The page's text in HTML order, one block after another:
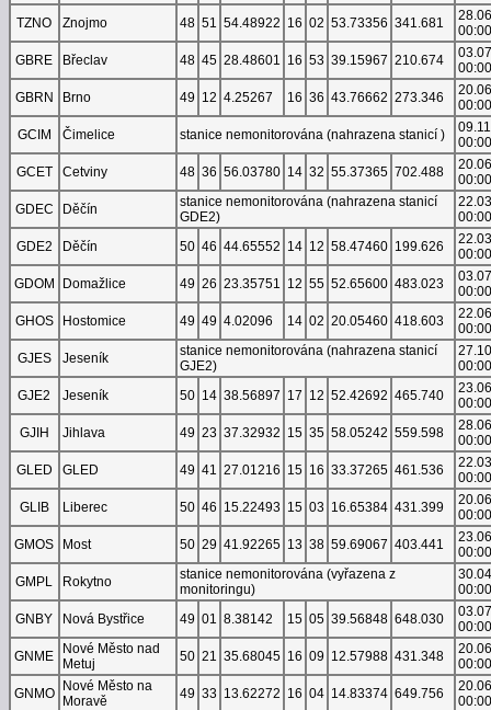
TZNO
Znojmo 48 51 54.48922 16 02 53.73356 341.681
00:00
GBRE
Břeclav 48 45 28.48601 16 53 39.15967 210.674
00:00
GBRN
Brno 49 12 4.25267 16 36 43.76662 273.346
00:00
GCIM
Čimelice stanice nemonitorována (nahrazena stanicí )
00:00
GCET
Cetviny 48 36 56.03780 14 32 55.37365 702.488
00:00
GDEC
Děčín
stanice nemonitorována (nahrazena stanicí
GDE2)
00:00
GDE2
Děčín 50 46 44.65552 14 12 58.47460 199.626
00:00
GDOM
Domažlice 49 26 23.35751 12 55 52.65600 483.023
00:00
GHOS
Hostomice 49 49 4.02096 14 02 20.05460 418.603
00:00
GJES
Jeseník
stanice nemonitorována (nahrazena stanicí
GJE2)
00:00
GJE2
Jeseník 50 14 38.56897 17 12 52.42692 465.740
00:00
GJIH
Jihlava 49 23 37.32932 15 35 58.05242 559.598
00:00
GLED
GLED 49 41 27.01216 15 16 33.37265 461.536
00:00
GLIB
Liberec 50 46 15.22493 15 03 16.65384 431.399
00:00
GMOS
Most 50 29 41.92265 13 38 59.69067 403.441
00:00
GMPL
Rokytno
stanice nemonitorována (vyřazena z
monitoringu)
00:00
GNBY
Nová Bystřice 49 01 8.38142 15 05 39.56848 648.030
00:00
GNME
Nové Město nad
Metuj
50 21 35.68045 16 09 12.57988 431.348
00:00
GNMO
Nové Město na
Moravě
49 33 13.62272 16 04 14.83374 649.756
00:00